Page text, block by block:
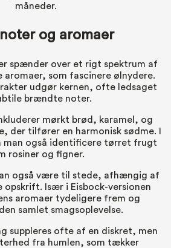
måneder.
og aromaer
spænder over et rigt spektrum af
aromaer, som fascinere ølnydere.
udgør kernen, ofte ledsaget
brændte noter.
mørkt brød, karamel, og
der tilfører en harmonisk sødme. I
man også identificere tørret frugt
rosiner og figner.
også være til stede, afhængig af
opskrift. Især i Eisbock-versionen
aromaer tydeligere frem og
samlet smagsoplevelse.
suppleres ofte af en diskret, men
fra humlen, som tækker